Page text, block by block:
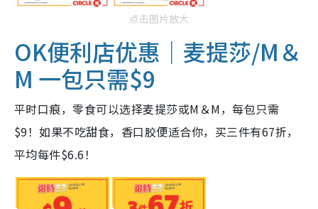
点击图片放大
OK便利店优惠 ｜麦提莎/M＆
M 一包只需$9
平时口痕，零食可以选择麦提莎或M＆M，每包只需
$9！如果不吃甜食，香口胶便适合你，买三件有67折，
平均每件$6.6！